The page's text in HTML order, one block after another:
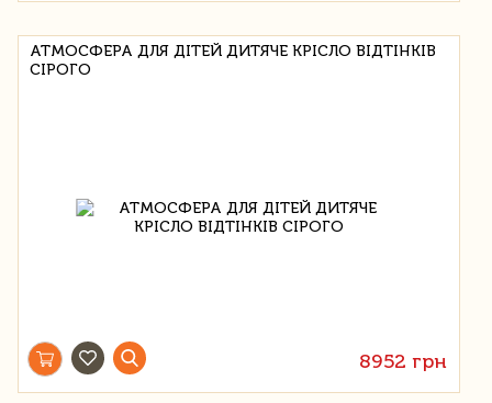
АТМОСФЕРА ДЛЯ ДІТЕЙ ДИТЯЧЕ КРІСЛО ВІДТІНКІВ
СІРОГО
8952 грн